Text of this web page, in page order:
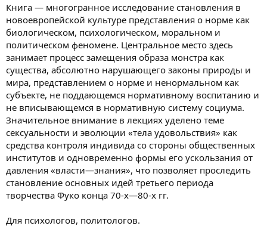
Книга — многогранное исследование становления в
новоевропейской культуре представления о норме как
биологическом, психологическом, моральном и
политическом феномене. Центральное место здесь
занимает процесс замещения образа монстра как
существа, абсолютно нарушающего законы природы и
мира, представлением о норме и ненормальном как
субъекте, не поддающемся нормативному воспитанию и
не вписывающемся в нормативную систему социума.
Значительное внимание в лекциях уделено теме
сексуальности и эволюции «тела удовольствия» как
средства контроля индивида со стороны общественных
институтов и одновременно формы его ускользания от
давления «власти—знания», что позволяет проследить
становление основных идей третьего периода
творчества Фуко конца 70-х—80-х гг.
Для психологов, политологов.